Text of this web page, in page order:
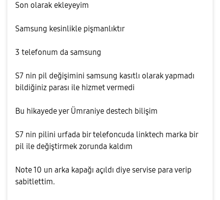
Son olarak ekleyeyim
Samsung kesinlikle pişmanlıktır
3 telefonum da samsung
S7 nin pil değişimini samsung kasıtlı olarak yapmadı
bildiğiniz parası ile hizmet vermedi
Bu hikayede yer Ümraniye destech bilişim
S7 nin pilini urfada bir telefoncuda linktech marka bir
pil ile değiştirmek zorunda kaldım
Note 10 un arka kapağı açıldı diye servise para verip
sabitlettim.